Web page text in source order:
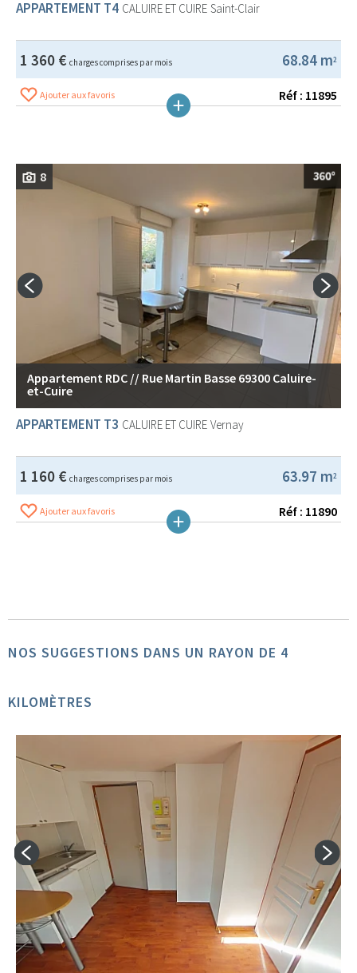
APPARTEMENT T4 CALUIRE ET CUIRE Saint-Clair
68.84 m2
1 360 € charges comprises par mois
Ajouter aux favoris Réf : 11895
8
Appartement RDC // Rue Martin Basse 69300 Caluire-
et-Cuire
APPARTEMENT T3 CALUIRE ET CUIRE Vernay
63.97 m2
1 160 € charges comprises par mois
Ajouter aux favoris Réf : 11890
NOS SUGGESTIONS DANS UN RAYON DE 4
KILOMÈTRES